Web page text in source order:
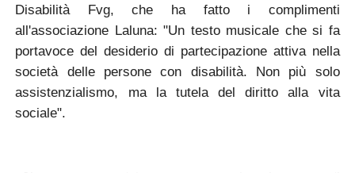
Disabilità Fvg, che ha fatto i complimenti
all'associazione Laluna: "Un testo musicale che si fa
portavoce del desiderio di partecipazione attiva nella
società delle persone con disabilità. Non più solo
assistenzialismo, ma la tutela del diritto alla vita
sociale".